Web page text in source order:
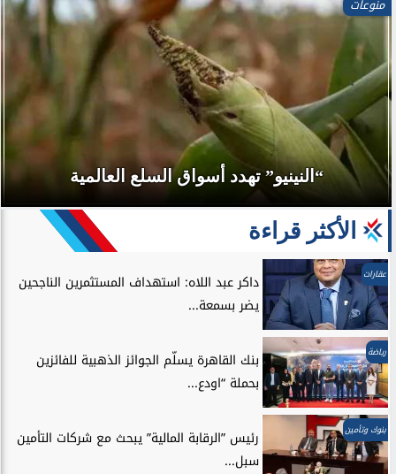
منوعات
“النينيو” تهدد أسواق السلع العالمية
الأكثر قراءة
عقارات
داكر عبد اللاه: استهداف المستثمرين الناجحين
يضر بسمعة...
رياضة
بنك القاهرة يسلّم الجوائز الذهبية للفائزين
بحملة “اودع...
بنوك وتأمين
رئيس ”الرقابة المالية” يبحث مع شركات التأمين
سبل...